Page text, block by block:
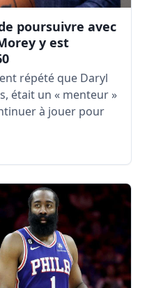
poursuivre avec
y est
répété que Daryl
était un « menteur »
à jouer pour